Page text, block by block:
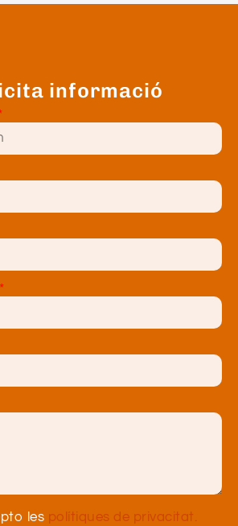
informació
les polítiques de privacitat.